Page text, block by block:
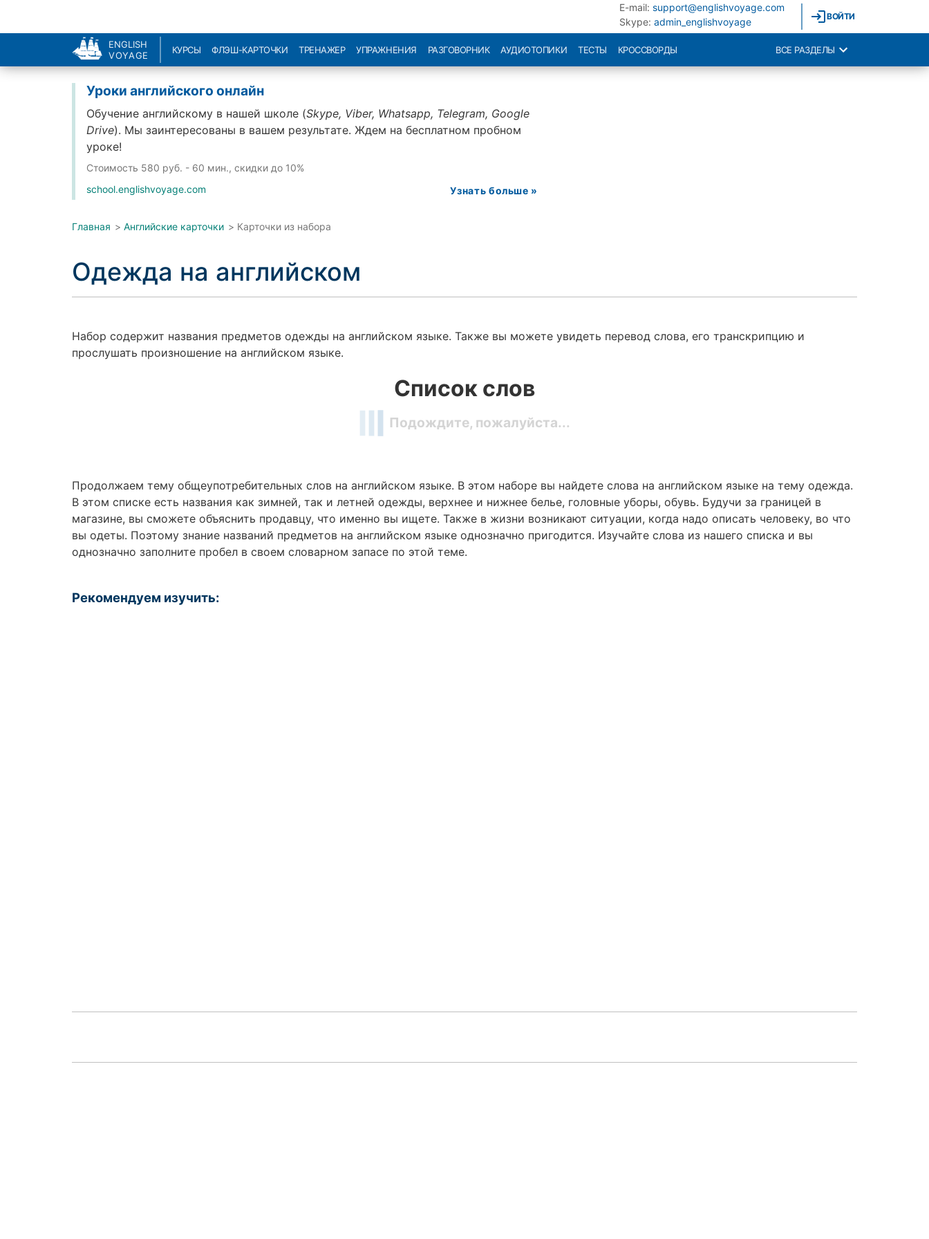
E-mail:support@englishvoyage.com
Skype:admin_englishvoyage ВОЙТИ
ENGLISH
VOYAGE
КУРСЫ ФЛЭШ-КАРТОЧКИ ТРЕНАЖЕР УПРАЖНЕНИЯ РАЗГОВОРНИК АУДИОТОПИКИ ТЕСТЫ КРОССВОРДЫ ВСЕ РАЗДЕЛЫ
Уроки английского онлайн
Обучение английскому в нашей школе (Skype, Viber, Whatsapp, Telegram, Google
Drive). Мы заинтересованы в вашем результате. Ждем на бесплатном пробном
уроке!
Стоимость 580 руб. - 60 мин., скидки до 10%
school.englishvoyage.com
Узнать больше »
Главная > Английские карточки > Карточки из набора
Одежда на английском
Набор содержит названия предметов одежды на английском языке. Также вы можете увидеть перевод слова, его транскрипцию и
прослушать произношение на английском языке.
Список слов
Подождите, пожалуйста...
Продолжаем тему общеупотребительных слов на английском языке. В этом наборе вы найдете слова на английском языке на тему одежда.
В этом списке есть названия как зимней, так и летней одежды, верхнее и нижнее белье, головные уборы, обувь. Будучи за границей в
магазине, вы сможете объяснить продавцу, что именно вы ищете. Также в жизни возникают ситуации, когда надо описать человеку, во что
вы одеты. Поэтому знание названий предметов на английском языке однозначно пригодится. Изучайте слова из нашего списка и вы
однозначно заполните пробел в своем словарном запасе по этой теме.
Рекомендуем изучить: